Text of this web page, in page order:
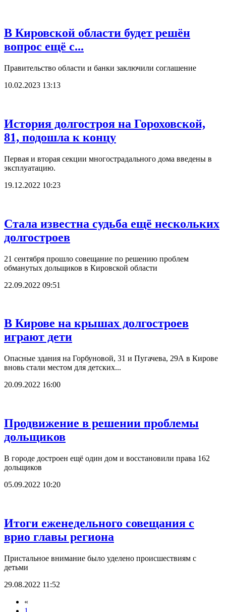
В Кировской области будет решён
вопрос ещё с...
Правительство области и банки заключили соглашение
10.02.2023 13:13
История долгостроя на Гороховской,
81, подошла к концу
Первая и вторая секции многострадального дома введены в
эксплуатацию.
19.12.2022 10:23
Стала известна судьба ещё нескольких
долгостроев
21 сентября прошло совещание по решению проблем
обманутых дольщиков в Кировской области
22.09.2022 09:51
В Кирове на крышах долгостроев
играют дети
Опасные здания на Горбуновой, 31 и Пугачева, 29А в Кирове
вновь стали местом для детских...
20.09.2022 16:00
Продвижение в решении проблемы
дольщиков
В городе достроен ещё один дом и восстановили права 162
дольщиков
05.09.2022 10:20
Итоги еженедельного совещания с
врио главы региона
Пристальное внимание было уделено происшествиям с
детьми
29.08.2022 11:52
«